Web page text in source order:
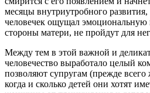
месяцы внутриутробного
человечек ощущал эмоцио­нальную
стороны матери, не пройдут для
Между тем в этой важной и
человечество выработало целый
позволяют супругам (прежде
когда и сколько детей они хотят